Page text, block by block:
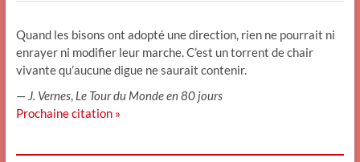
Quand les bisons ont adopté une direction, rien ne pourrait ni
enrayer ni modifier leur marche. C’est un torrent de chair
vivante qu’aucune digue ne saurait contenir.
— J. Vernes, Le Tour du Monde en 80 jours
Prochaine citation »